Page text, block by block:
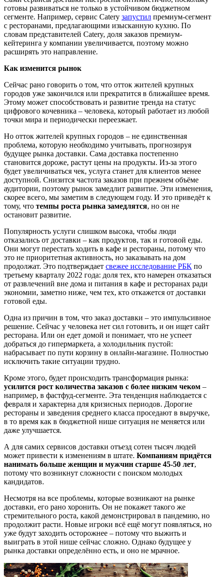
готовы развиваться не только в устойчивом бюджетном
сегменте. Например, сервис Catery запустил премиум-сегмент
с ресторанами, предлагающими изысканную кухню. По
словам представителей Catery, доля заказов премиум-
кейтеринга у компании увеличивается, поэтому можно
расширять это направление.
Как изменится рынок
Сейчас рано говорить о том, что отток жителей крупных
городов уже закончился или прекратится в ближайшее время.
Этому может способствовать и развитие тренда на статус
цифрового кочевника – человека, который работает из любой
точки мира и периодически переезжает.
Но отток жителей крупных городов – не единственная
проблема, которую необходимо учитывать, прогнозируя
будущее рынка доставки. Сама доставка постепенно
становится дороже, растут цены на продукты. Из-за этого
будет увеличиваться чек, услуга станет для клиентов менее
доступной. Снизится частота заказов при прежнем объёме
аудитории, поэтому рынок замедлит развитие. Эти изменения,
скорее всего, мы заметим в следующем году. И это приведёт к
тому, что темпы роста рынка замедлятся, но он не
остановит развитие.
Популярность услуги слишком высока, чтобы люди
отказались от доставки – как продуктов, так и готовой еды.
Они могут перестать ходить в кафе и рестораны, потому что
это не приоритетная активность, но заказывать на дом
продолжат. Это подтверждает свежее исследование РБК по
третьему кварталу 2022 года: доля тех, кто намерен отказаться
от развлечений вне дома и питания в кафе и ресторанах ради
экономии, заметно ниже, чем тех, кто откажется от доставки
готовой еды.
Одна из причин в том, что заказ доставки – это импульсивное
решение. Сейчас у человека нет сил готовить, и он ищет сайт
ресторана. Или он едет домой и понимает, что не успеет
добраться до гипермаркета, а холодильник пустой:
набрасывает по пути корзину в онлайн-магазине. Полностью
исключить такие ситуации трудно.
Кроме этого, будет происходить трансформация рынка:
усилится рост количества заказов с более низким чеком –
например, в фастфуд-сегменте. Эта тенденция наблюдается с
февраля и характерна для кризисных периодов. Дорогие
рестораны и заведения среднего класса проседают в выручке,
в то время как в бюджетной нише ситуация не меняется или
даже улучшается.
А для самих сервисов доставки отъезд сотен тысяч людей
может привести к изменениям в штате. Компаниям придётся
нанимать больше женщин и мужчин старше 45-50 лет,
потому что возникнут сложности с поиском молодых
кандидатов.
Несмотря на все проблемы, которые возникают на рынке
доставки, его рано хоронить. Он не покажет такого же
стремительного роста, какой демонстрировал в пандемию, но
продолжит расти. Новые игроки всё ещё могут появляться, но
уже будут заходить осторожнее – потому что выжить и
выиграть в этой нише сейчас сложно. Однако будущее у
рынка доставки определённо есть, и оно не мрачное.